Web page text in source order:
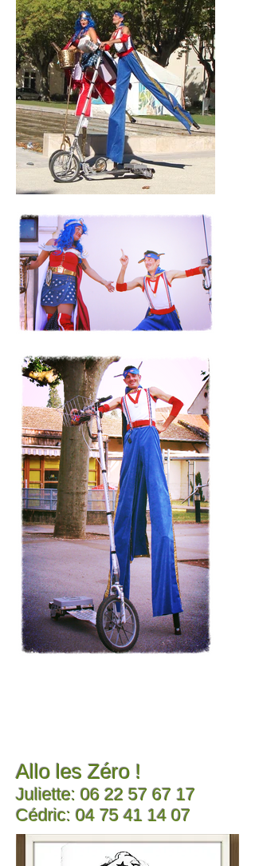
Allo les Zéro !
Juliette:06 22 57 67 17
Cédric:04 75 41 14 07